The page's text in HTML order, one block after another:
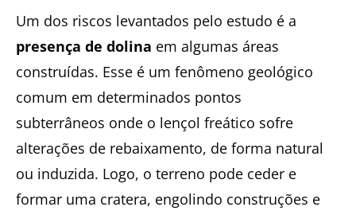
Um dos riscos levantados pelo estudo é a
presença de dolina em algumas áreas
construídas. Esse é um fenômeno geológico
comum em determinados pontos
subterrâneos onde o lençol freático sofre
alterações de rebaixamento, de forma natural
ou induzida. Logo, o terreno pode ceder e
formar uma cratera, engolindo construções e